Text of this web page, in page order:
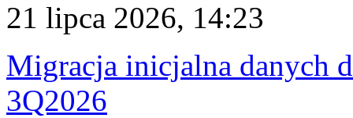
21 lipca 2026, 14:23
Migracja inicjalna danych
3Q2026